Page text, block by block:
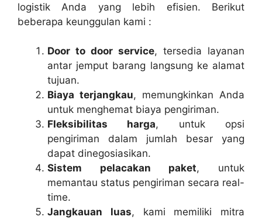
logistik Anda yang lebih efisien. Berikut
beberapa keunggulan kami :
Door to door service, tersedia layanan
antar jemput barang langsung ke alamat
tujuan.
Biaya terjangkau, memungkinkan Anda
untuk menghemat biaya pengiriman.
Fleksibilitas harga, untuk opsi
pengiriman dalam jumlah besar yang
dapat dinegosiasikan.
Sistem pelacakan paket, untuk
memantau status pengiriman secara real-
time.
Jangkauan luas, kami memiliki mitra